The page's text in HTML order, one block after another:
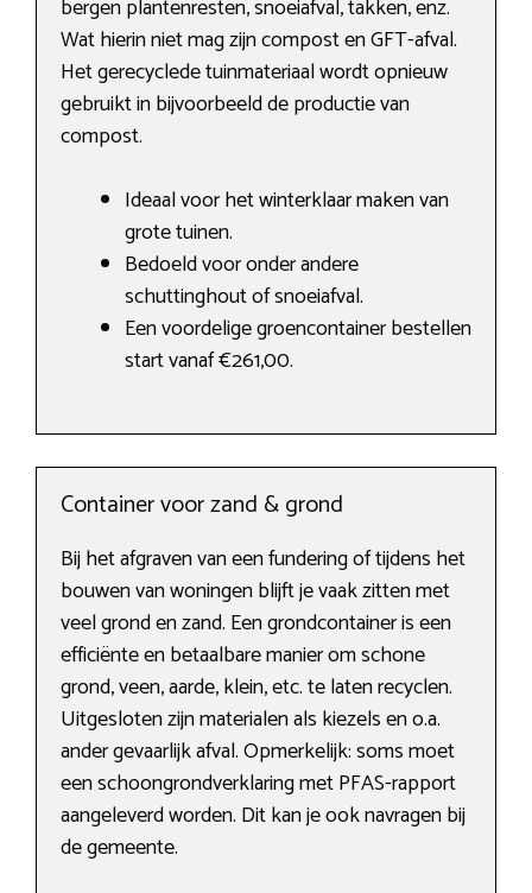
bergen plantenresten, snoeiafval, takken, enz.
Wat hierin niet mag zijn compost en GFT-afval.
Het gerecyclede tuinmateriaal wordt opnieuw
gebruikt in bijvoorbeeld de productie van
compost.
Ideaal voor het winterklaar maken van
grote tuinen.
Bedoeld voor onder andere
schuttinghout of snoeiafval.
Een voordelige groencontainer bestellen
start vanaf €261,00.
Container voor zand & grond
Bij het afgraven van een fundering of tijdens het
bouwen van woningen blijft je vaak zitten met
veel grond en zand. Een grondcontainer is een
efficiënte en betaalbare manier om schone
grond, veen, aarde, klein, etc. te laten recyclen.
Uitgesloten zijn materialen als kiezels en o.a.
ander gevaarlijk afval. Opmerkelijk: soms moet
een schoongrondverklaring met PFAS-rapport
aangeleverd worden. Dit kan je ook navragen bij
de gemeente.